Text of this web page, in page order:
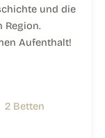
und die
Region.
Aufenthalt!
2 Betten